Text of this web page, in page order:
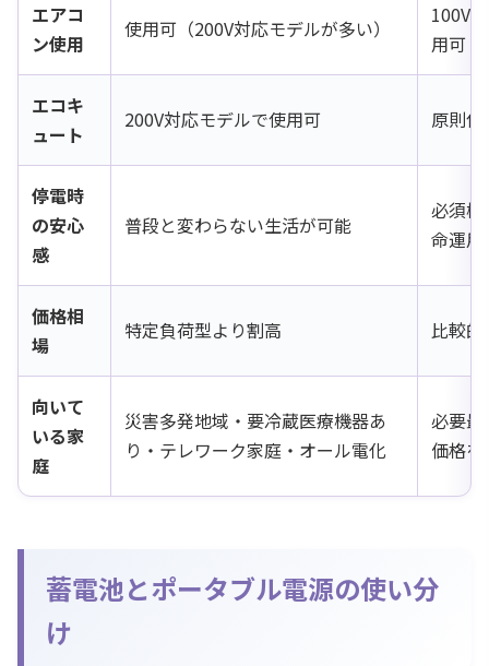
エアコ
ン使用
使用可（200V対応モデルが多い）
100V
用可
エコキ
ュート
200V対応モデルで使用可 原則
停電時
の安心
感
普段と変わらない生活が可能
必須機
命運用
価格相
場
特定負荷型より割高 比較的
向いて
いる家
庭
災害多発地域・要冷蔵医療機器あ
り・テレワーク家庭・オール電化
必要最
価格
蓄電池とポータブル電源の使い分
け